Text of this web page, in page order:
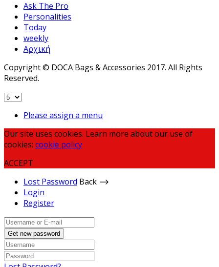
Ask The Pro
Personalities
Today
weekly
Αρχική
Copyright © DOCA Bags & Accessories 2017. All Rights
Reserved.
Please assign a menu
Our site uses cookies. Learn more about our use of
cookies: cookie policy
ACCEPT
Lost Password Back ⟶
Login
Register
Get new password